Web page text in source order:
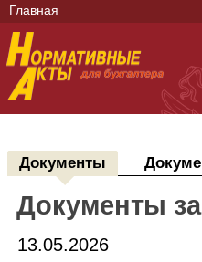
Главная
Документы
Документы
13.05.2026